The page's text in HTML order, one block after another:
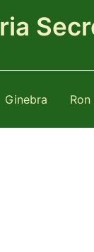
Ginebra Ron